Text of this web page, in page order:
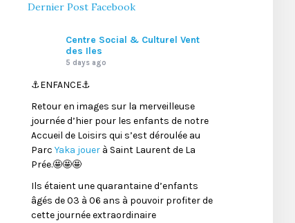
Dernier Post Facebook
Centre Social & Culturel Vent
des Iles
5 days ago
⚓️ENFANCE⚓️
Retour en images sur la merveilleuse
journée d’hier pour les enfants de notre
Accueil de Loisirs qui s’est déroulée au
Parc Yaka jouer à Saint Laurent de La
Prée.🤩🤩🤩
Ils étaient une quarantaine d’enfants
âgés de 03 à 06 ans à pouvoir profiter de
cette journée extraordinaire